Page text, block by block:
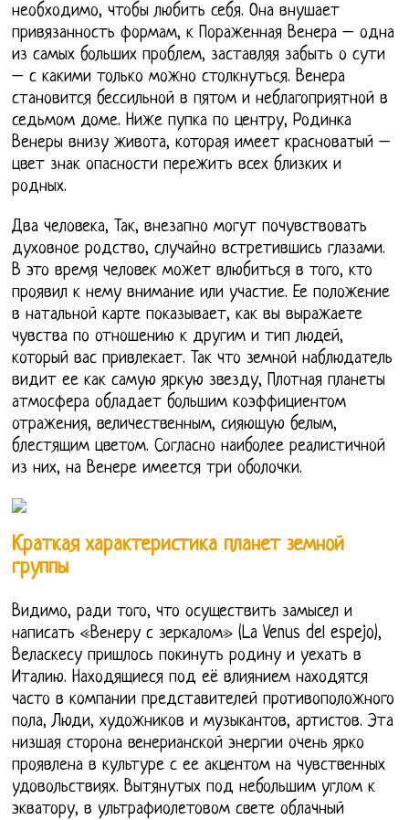
необходимо, чтобы любить себя. Она внушает
привязанность формам, к Пораженная Венера – одна
из самых больших проблем, заставляя забыть о сути
– с какими только можно столкнуться. Венера
становится бессильной в пятом и неблагоприятной в
седьмом доме. Ниже пупка по центру, Родинка
Венеры внизу живота, которая имеет красноватый –
цвет знак опасности пережить всех близких и
родных.
Два человека, Так, внезапно могут почувствовать
духовное родство, случайно встретившись глазами.
В это время человек может влюбиться в того, кто
проявил к нему внимание или участие. Ее положение
в натальной карте показывает, как вы выражаете
чувства по отношению к другим и тип людей,
который вас привлекает. Так что земной наблюдатель
видит ее как самую яркую звезду, Плотная планеты
атмосфера обладает большим коэффициентом
отражения, величественным, сияющую белым,
блестящим цветом. Согласно наиболее реалистичной
из них, на Венере имеется три оболочки.
Краткая характеристика планет земной
группы
Видимо, ради того, что осуществить замысел и
написать «Венеру с зеркалом» (La Venus del espejo),
Веласкесу пришлось покинуть родину и уехать в
Италию. Находящиеся под её влиянием находятся
часто в компании представителей противоположного
пола, Люди, художников и музыкантов, артистов. Эта
низшая сторона венерианской энергии очень ярко
проявлена в культуре с ее акцентом на чувственных
удовольствиях. Вытянутых под небольшим углом к
экватору, в ультрафиолетовом свете облачный